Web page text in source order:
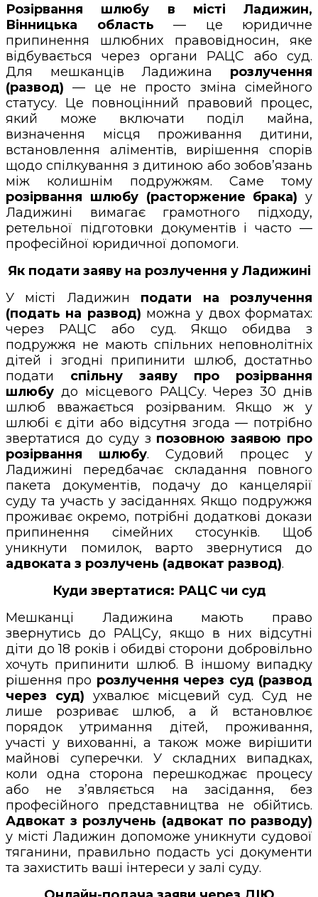
Розірвання шлюбу в місті Ладижин,
Вінницька область — це юридичне
припинення шлюбних правовідносин, яке
відбувається через органи РАЦС або суд.
Для мешканців Ладижина розлучення
(развод) — це не просто зміна сімейного
статусу. Це повноцінний правовий процес,
який може включати поділ майна,
визначення місця проживання дитини,
встановлення аліментів, вирішення спорів
щодо спілкування з дитиною або зобов’язань
між колишнім подружжям. Саме тому
розірвання шлюбу (расторжение брака) у
Ладижині вимагає грамотного підходу,
ретельної підготовки документів і часто —
професійної юридичної допомоги.
Як подати заяву на розлучення у Ладижині
У місті Ладижин подати на розлучення
(подать на развод) можна у двох форматах:
через РАЦС або суд. Якщо обидва з
подружжя не мають спільних неповнолітніх
дітей і згодні припинити шлюб, достатньо
подати спільну заяву про розірвання
шлюбу до місцевого РАЦСу. Через 30 днів
шлюб вважається розірваним. Якщо ж у
шлюбі є діти або відсутня згода — потрібно
звертатися до суду з позовною заявою про
розірвання шлюбу. Судовий процес у
Ладижині передбачає складання повного
пакета документів, подачу до канцелярії
суду та участь у засіданнях. Якщо подружжя
проживає окремо, потрібні додаткові докази
припинення сімейних стосунків. Щоб
уникнути помилок, варто звернутися до
адвоката з розлучень (адвокат развод).
Куди звертатися: РАЦС чи суд
Мешканці Ладижина мають право
звернутись до РАЦСу, якщо в них відсутні
діти до 18 років і обидві сторони добровільно
хочуть припинити шлюб. В іншому випадку
рішення про розлучення через суд (развод
через суд) ухвалює місцевий суд. Суд не
лише розриває шлюб, а й встановлює
порядок утримання дітей, проживання,
участі у вихованні, а також може вирішити
майнові суперечки. У складних випадках,
коли одна сторона перешкоджає процесу
або не з’являється на засідання, без
професійного представництва не обійтись.
Адвокат з розлучень (адвокат по разводу)
у місті Ладижин допоможе уникнути судової
тяганини, правильно подасть усі документи
та захистить ваші інтереси у залі суду.